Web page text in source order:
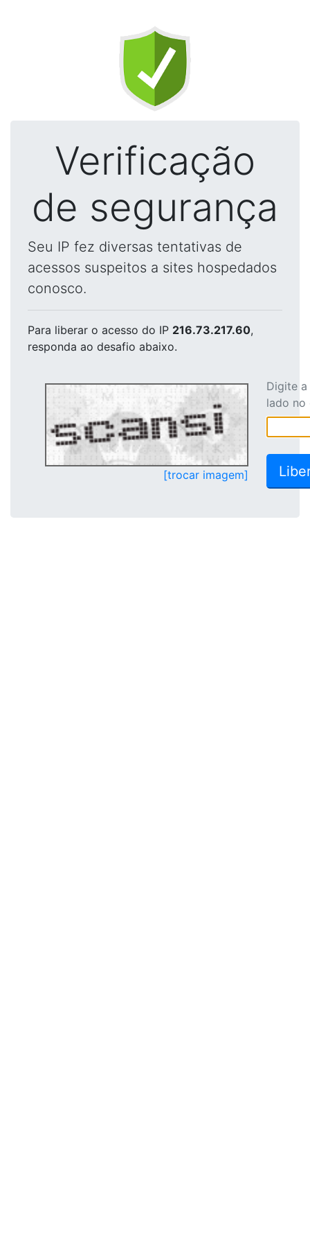
Verificação
de segurança
Seu IP fez diversas tentativas de
acessos suspeitos a sites hospedados
conosco.
Para liberar o acesso do IP 216.73.217.60,
responda ao desafio abaixo.
[trocar imagem]
Digite
lado no